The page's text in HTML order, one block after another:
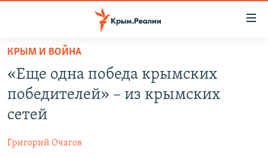
Вернуться
основному
содержанию
Вернутся
главной
навигации
СПЕЦПРОЕКТЫ
ГРУЗ 200
11 ЛЕТ ОККУПАЦИИ КРЫМА. 11 ИСТОРИЙ СОПРОТИВЛЕНИЯ
ЕЩЕ
КРЫМ И ВОЙНА
«Еще одна победа крымских
победителей» – из крымских
сетей
Григорий Очагов